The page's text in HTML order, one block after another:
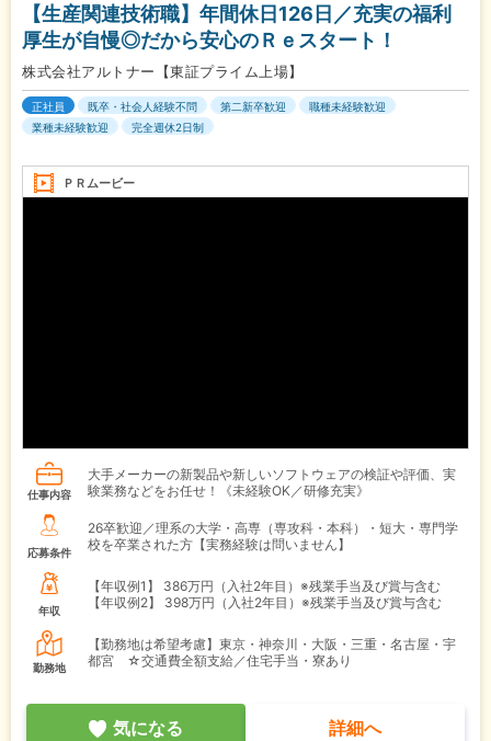
【生産関連技術職】年間休日126日／充実の福利
厚生が自慢◎だから安心のＲｅスタート！
株式会社アルトナー【東証プライム上場】
正社員 既卒・社会人経験不問 第二新卒歓迎
職種未経験歓迎
業種未経験歓迎
完全週休2日制
ＰＲムービー
仕事内容
大手メーカーの新製品や新しいソフトウェアの検証や評価、実
験業務などをお任せ！《未経験OK／研修充実》
応募条件
26卒歓迎／理系の大学・高専（専攻科・本科）・短大・専門学
校を卒業された方【実務経験は問いません】
年収
【年収例1】
386万円（入社2年目）※残業手当及び賞与含む
【年収例2】
398万円（入社2年目）※残業手当及び賞与含む
勤務地
【勤務地は希望考慮】東京・神奈川・大阪・三重・名古屋・宇
都宮 ☆交通費全額支給／住宅手当・寮あり
気になる 詳細へ